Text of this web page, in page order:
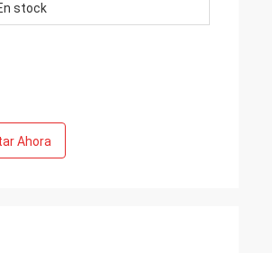
stock
Ahora